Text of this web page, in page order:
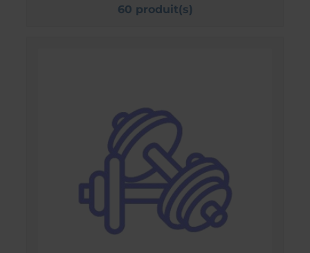
60 produit(s)